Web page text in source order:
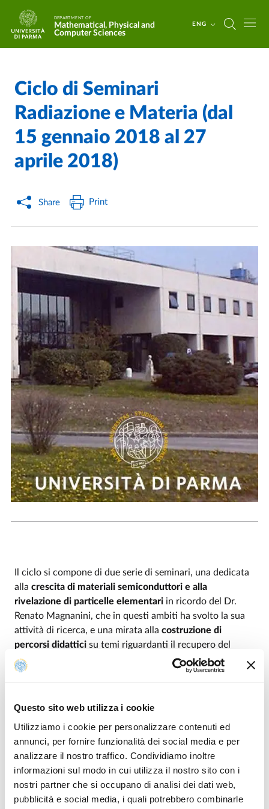
Questo sito web utilizza i cookie
Utilizziamo i cookie per personalizzare contenuti ed
annunci, per fornire funzionalità dei social media e per
analizzare il nostro traffico. Condividiamo inoltre
informazioni sul modo in cui utilizza il nostro sito con i
nostri partner che si occupano di analisi dei dati web,
pubblicità e social media, i quali potrebbero combinarle
Skip to main content
Skip to footer
DEPARTMENT OF
Mathematical, Physical and
Computer Sciences
ENG
Home
/
/
Ciclo di Seminari
Radiazione e Materia (dal
15 gennaio 2018 al 27
aprile 2018)
Share Print
Il ciclo si compone di due serie di seminari, una dedicata
alla crescita di materiali semiconduttori e alla
rivelazione di particelle elementari in ricordo del Dr.
Renato Magnanini, che in questi ambiti ha svolto la sua
attività di ricerca, e una mirata alla costruzione di
percorsi didattici su temi riguardanti il recupero del
patrimonio storico-scientifico, la radiazione infrarossa e
la fisica moderna. L'evento è organizzato dal Piano Lauree
Matematiche, Fisiche e Informatiche.
Tutti i seminari sono gratuiti, aperti al pubblico e sono
validi ai fini della Formazione e dell'Aggiornamento
degli insegnanti (due ore ad incontro).Visto il carattere
divulgativo degli incontri, si ritiene che possano essere
particolarmente adatti anche a studenti del triennio delle